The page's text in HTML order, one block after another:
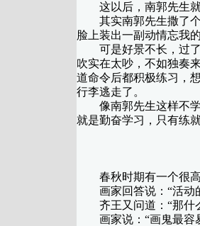
这以后，南郭先生就
其实南郭先生撒了个
脸上装出一副动情忘我
可是好景不长，过了
吹实在太吵，不如独奏
道命令后都积极练习，
行李逃走了。
像南郭先生这样不学
就是勤奋学习，只有练
春秋时期有一个很高
画家回答说：“活动
齐王又问道：“那什
画家说：“画鬼最容